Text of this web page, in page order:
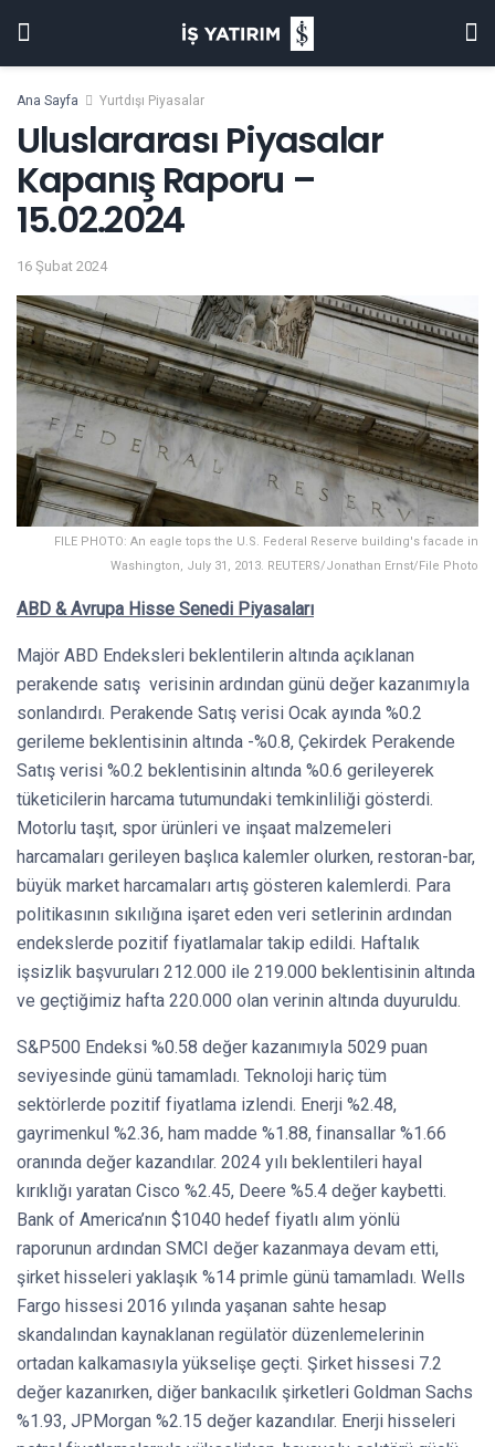
Ana Sayfa Yurtdışı Piyasalar
Uluslararası Piyasalar
Kapanış Raporu –
15.02.2024
16 Şubat 2024
FILE PHOTO: An eagle tops the U.S. Federal Reserve building's facade in
Washington, July 31, 2013. REUTERS/Jonathan Ernst/File Photo
ABD & Avrupa Hisse Senedi Piyasaları
Majör ABD Endeksleri beklentilerin altında açıklanan
perakende satış verisinin ardından günü değer kazanımıyla
sonlandırdı. Perakende Satış verisi Ocak ayında %0.2
gerileme beklentisinin altında -%0.8, Çekirdek Perakende
Satış verisi %0.2 beklentisinin altında %0.6 gerileyerek
tüketicilerin harcama tutumundaki temkinliliği gösterdi.
Motorlu taşıt, spor ürünleri ve inşaat malzemeleri
harcamaları gerileyen başlıca kalemler olurken, restoran-bar,
büyük market harcamaları artış gösteren kalemlerdi. Para
politikasının sıkılığına işaret eden veri setlerinin ardından
endekslerde pozitif fiyatlamalar takip edildi. Haftalık
işsizlik başvuruları 212.000 ile 219.000 beklentisinin altında
ve geçtiğimiz hafta 220.000 olan verinin altında duyuruldu.
S&P500 Endeksi %0.58 değer kazanımıyla 5029 puan
seviyesinde günü tamamladı. Teknoloji hariç tüm
sektörlerde pozitif fiyatlama izlendi. Enerji %2.48,
gayrimenkul %2.36, ham madde %1.88, finansallar %1.66
oranında değer kazandılar. 2024 yılı beklentileri hayal
kırıklığı yaratan Cisco %2.45, Deere %5.4 değer kaybetti.
Bank of America’nın $1040 hedef fiyatlı alım yönlü
raporunun ardından SMCI değer kazanmaya devam etti,
şirket hisseleri yaklaşık %14 primle günü tamamladı. Wells
Fargo hissesi 2016 yılında yaşanan sahte hesap
skandalından kaynaklanan regülatör düzenlemelerinin
ortadan kalkamasıyla yükselişe geçti. Şirket hissesi 7.2
değer kazanırken, diğer bankacılık şirketleri Goldman Sachs
%1.93, JPMorgan %2.15 değer kazandılar. Enerji hisseleri